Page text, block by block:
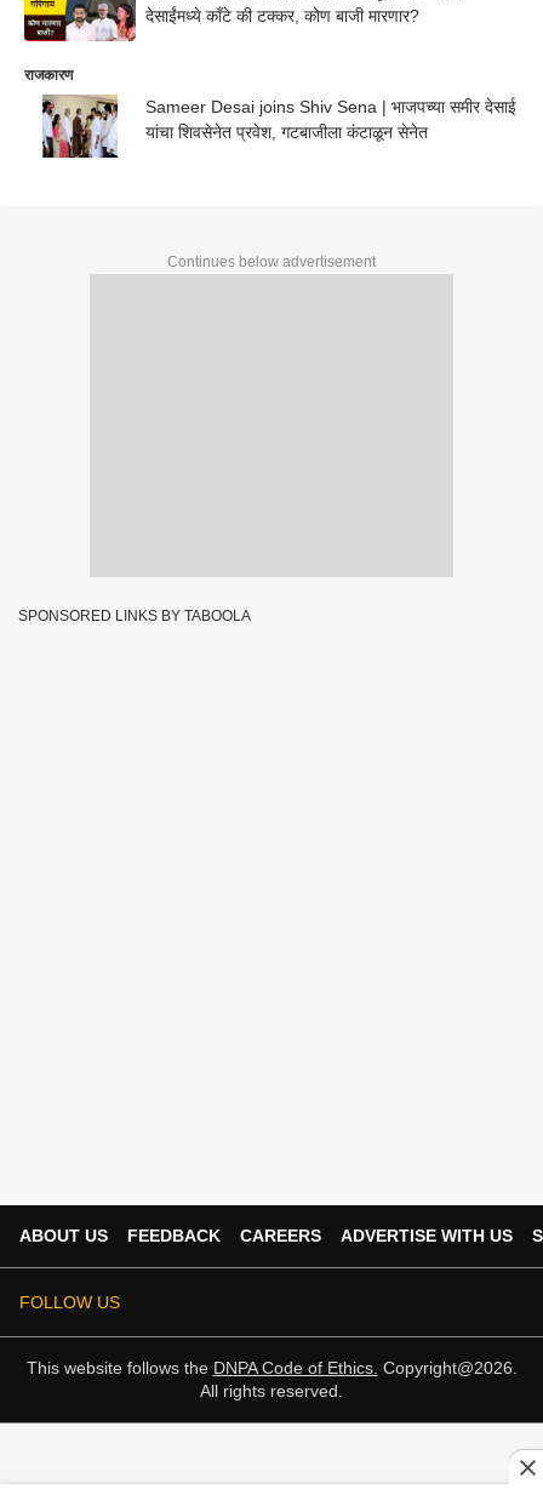
देसाईंमध्ये काँटे की टक्कर, कोण बाजी मारणार?
राजकारण
Sameer Desai joins Shiv Sena | भाजपच्या समीर देसाई
यांचा शिवसेनेत प्रवेश, गटबाजीला कंटाळून सेनेत
Continues below advertisement
SPONSORED LINKS BY TABOOLA
ABOUT US FEEDBACK CAREERS ADVERTISE WITH US
FOLLOW US
This website follows the DNPA Code of Ethics. Copyright@2026.
All rights reserved.